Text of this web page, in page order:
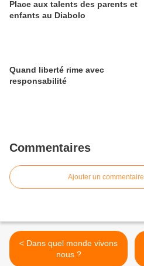
Place aux talents des parents et
enfants au Diabolo
Quand liberté rime avec
responsabilité
Commentaires
Ajouter un commentaire
< Dans quel monde vivons
nous ?